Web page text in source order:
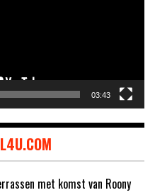
03:43
met komst van Roony